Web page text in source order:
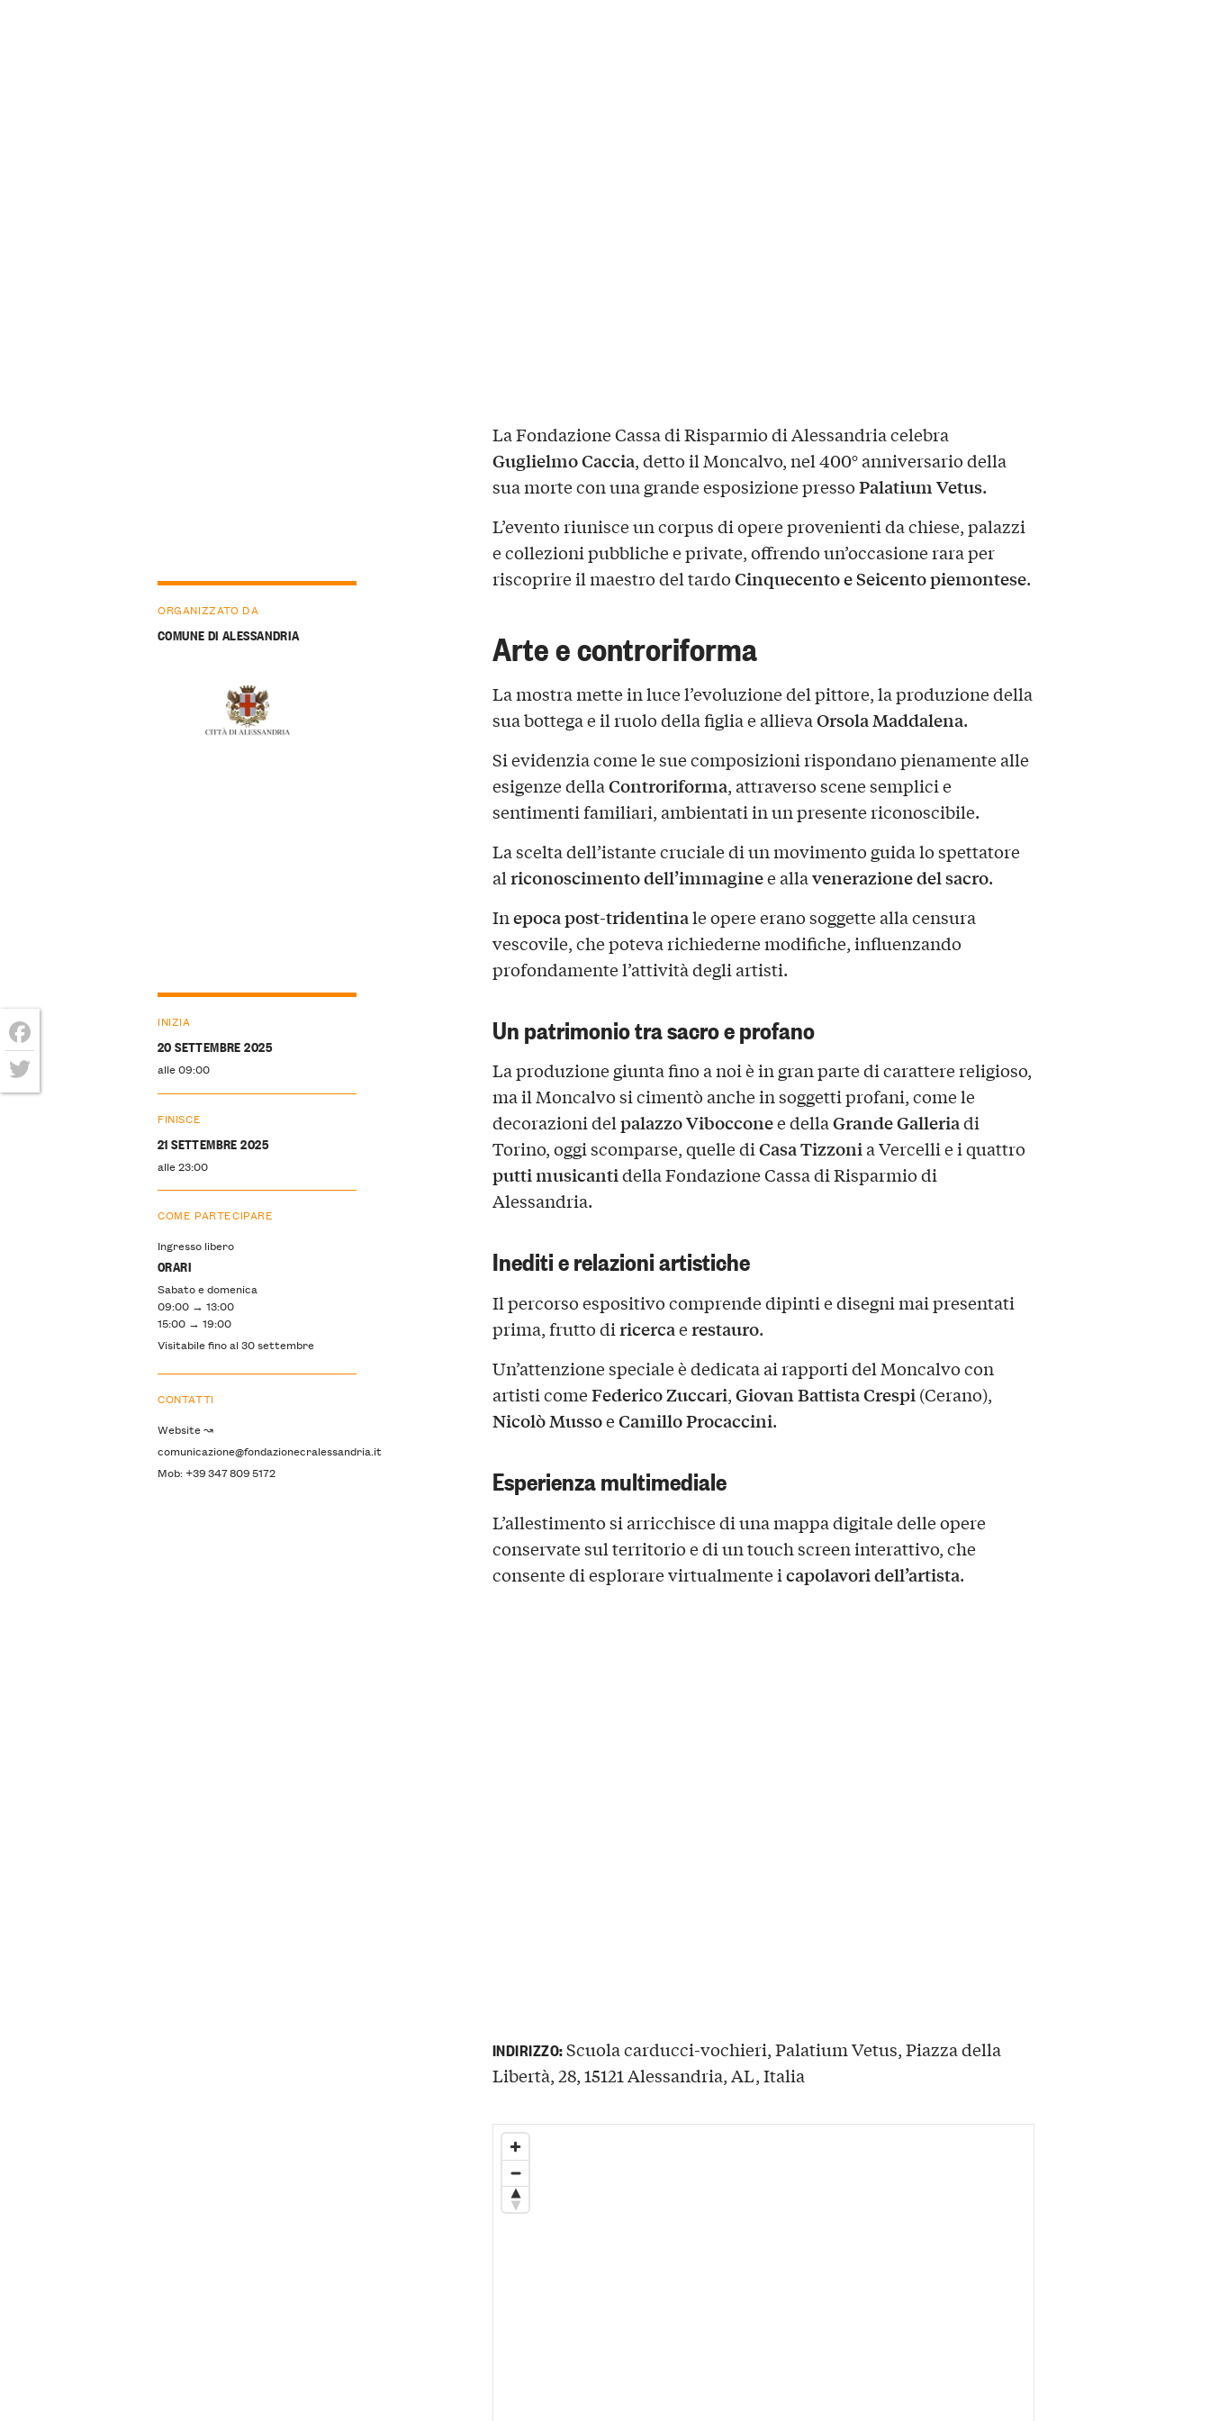
La Fondazione Cassa di Risparmio di Alessandria celebra
Guglielmo Caccia, detto il Moncalvo, nel 400° anniversario della
sua morte con una grande esposizione pressoPalatium Vetus.
L’evento riunisce un corpus di opere provenienti da chiese, palazzi
e collezioni pubbliche e private, offrendo un’occasione rara per
riscoprire il maestro del tardoCinquecento e Seicento piemontese.
Arte e controriforma
La mostra mette in luce l’evoluzione del pittore, la produzione della
sua bottega e il ruolo della figlia e allievaOrsola Maddalena.
Si evidenzia come le sue composizioni rispondano pienamente alle
esigenze dellaControriforma, attraverso scene semplici e
sentimenti familiari, ambientati in un presente riconoscibile.
La scelta dell’istante cruciale di un movimento guida lo spettatore
alriconoscimento dell’immaginee allavenerazione del sacro.
Inepoca post-tridentinale opere erano soggette alla censura
vescovile, che poteva richiederne modifiche, influenzando
profondamente l’attività degli artisti.
Un patrimonio tra sacro e profano
La produzione giunta fino a noi è in gran parte di carattere religioso,
ma il Moncalvo si cimentò anche in soggetti profani, come le
decorazioni delpalazzo Vibocconee dellaGrande Galleriadi
Torino, oggi scomparse, quelle diCasa Tizzonia Vercelli e i quattro
putti musicantidella Fondazione Cassa di Risparmio di
Alessandria.
Inediti e relazioni artistiche
Il percorso espositivo comprende dipinti e disegni mai presentati
prima, frutto diricercaerestauro.
Un’attenzione speciale è dedicata ai rapporti del Moncalvo con
artisti comeFederico Zuccari,Giovan Battista Crespi(Cerano),
Nicolò MussoeCamillo Procaccini.
Esperienza multimediale
L’allestimento si arricchisce di una mappa digitale delle opere
conservate sul territorio e di un touch screen interattivo, che
consente di esplorare virtualmente icapolavori dell’artista.
ORGANIZZATO DA
COMUNE DI ALESSANDRIA
INIZIA
20 SETTEMBRE 2025
alle 09:00
FINISCE
21 SETTEMBRE 2025
alle 23:00
COME PARTECIPARE
Ingresso libero
ORARI
Sabato e domenica
09:00 → 13:00
15:00 → 19:00
Visitabile fino al 30 settembre
CONTATTI
Website ↝
comunicazione@fondazionecralessandria.it
Mob: +39 347 809 5172
INDIRIZZO:Scuola carducci-vochieri, Palatium Vetus, Piazza della
Libertà, 28, 15121 Alessandria, AL, Italia
Facebook
Twitter